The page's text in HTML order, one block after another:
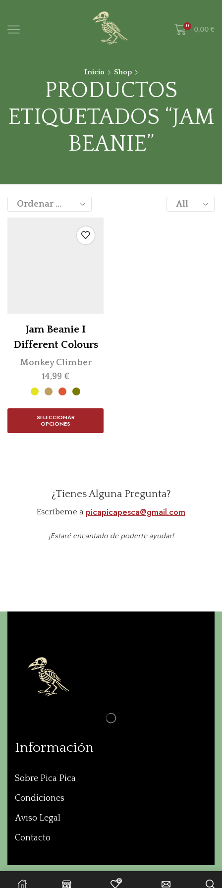
0 0,00 €
Inicio Shop
PRODUCTOS
ETIQUETADOS “JAM
BEANIE”
Jam Beanie I
Different Colours
Monkey Climber
14,99 €
SELECCIONAR
OPCIONES
¿Tienes Alguna Pregunta?
Escríbeme a picapicapesca@gmail.com
¡Estaré encantado de poderte ayudar!
Información
Sobre Pica Pica
Condiciones
Aviso Legal
Contacto
© Created by 8theme
- Power Elite
0